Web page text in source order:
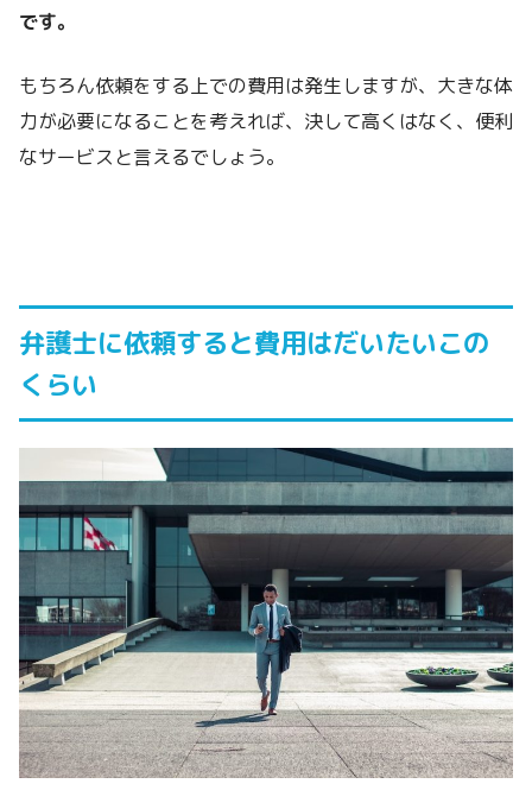
です。
もちろん依頼をする上での費用は発生しますが、大きな体
力が必要になることを考えれば、決して高くはなく、便利
なサービスと言えるでしょう。
弁護士に依頼すると費用はだいたいこの
くらい